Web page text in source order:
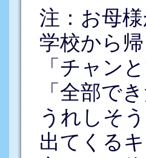
注：お母
学校から
「チャン
「全部で
うれしそ
出てくる